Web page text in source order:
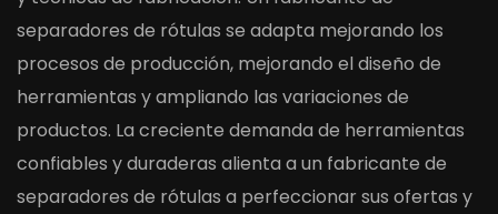
separadores de rótulas se adapta mejorando los
procesos de producción, mejorando el diseño de
herramientas y ampliando las variaciones de
productos. La creciente demanda de herramientas
confiables y duraderas alienta a un fabricante de
separadores de rótulas a perfeccionar sus ofertas y